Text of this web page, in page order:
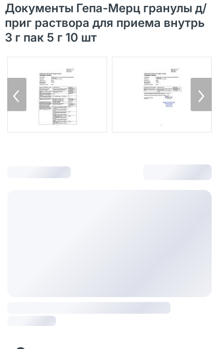
Документы Гепа-Мерц гранулы д/
приг раствора для приема внутрь
3 г пак 5 г 10 шт